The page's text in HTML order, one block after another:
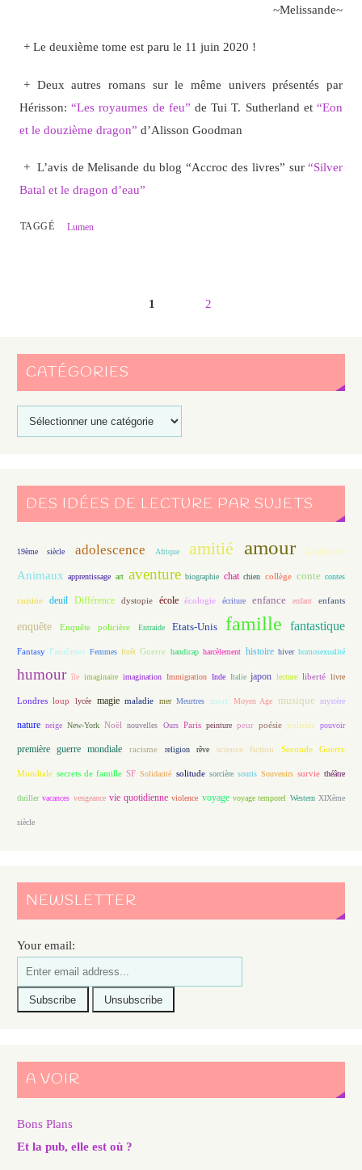
~Melissande~
+ Le deuxième tome est paru le 11 juin 2020 !
+ Deux autres romans sur le même univers présentés par
Hérisson:“Les royaumes de feu” de Tui T. Sutherland et“Eon
et le douzième dragon” d’Alisson Goodman
+ L’avis de Melisande du blog “Accroc des livres” sur“Silver
Batal et le dragon d’eau”
TAGGÉ Lumen
1 2
CATÉGORIES
DES IDÉES DE LECTURE PAR SUJETS
19ème siècle adolescence Afrique amitié amour Angleterre
Animaux apprentissage art aventure biographie chat chien collège conte contes
cuisine deuil Différence dystopie école écologie écriture enfance enfant enfants
enquête Enquête policière Entraide Etats-Unis famille fantastique
Fantasy Fantômes Femmes forêt Guerre handicap harcèlement histoire hiver homosexualité
humour île imaginaire imagination Immigration Inde Italie japon lecture liberté livre
Londres loup lycée magie maladie mer Meurtres mort Moyen Age musique mystère
nature neige New-York Noël nouvelles Ours Paris peinture peur poésie policier pouvoir
première guerre mondiale racisme religion rêve science fiction Seconde Guerre
Mondiale secrets de famille SF Solidarité solitude sorcière souris Souvenirs survie théâtre
thriller vacances vengeance vie quotidienne violence voyage voyage temporel Western XIXème
siècle
NEWSLETTER
Your email:
A VOIR
Bons Plans
Et la pub, elle est où ?